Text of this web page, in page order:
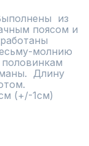
из
поясом и
молнию
Длину
(+/-1см)